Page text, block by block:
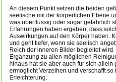
An diesem Punkt setzen die beiden
seelische mit der körperlichen Ebene
was überflüssig oder sogar gefährlich
Erfahrungen haben ergeben, dass
Auswirkungen auf den Körper haben.
und geht tiefer, wenn sie seelisch
Reich der inneren Bilder begleitet
Ergänzung zu allen möglichen
hinaus hat sie aber auch für sich allein
ermöglicht Verzeihen und verschafft
Erleichterung.